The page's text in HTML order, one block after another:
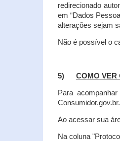
redirecionado
em “Dados
alterações sejam
Não é possível o
5) COMO VER
Para
Ao acessar sua
Na coluna